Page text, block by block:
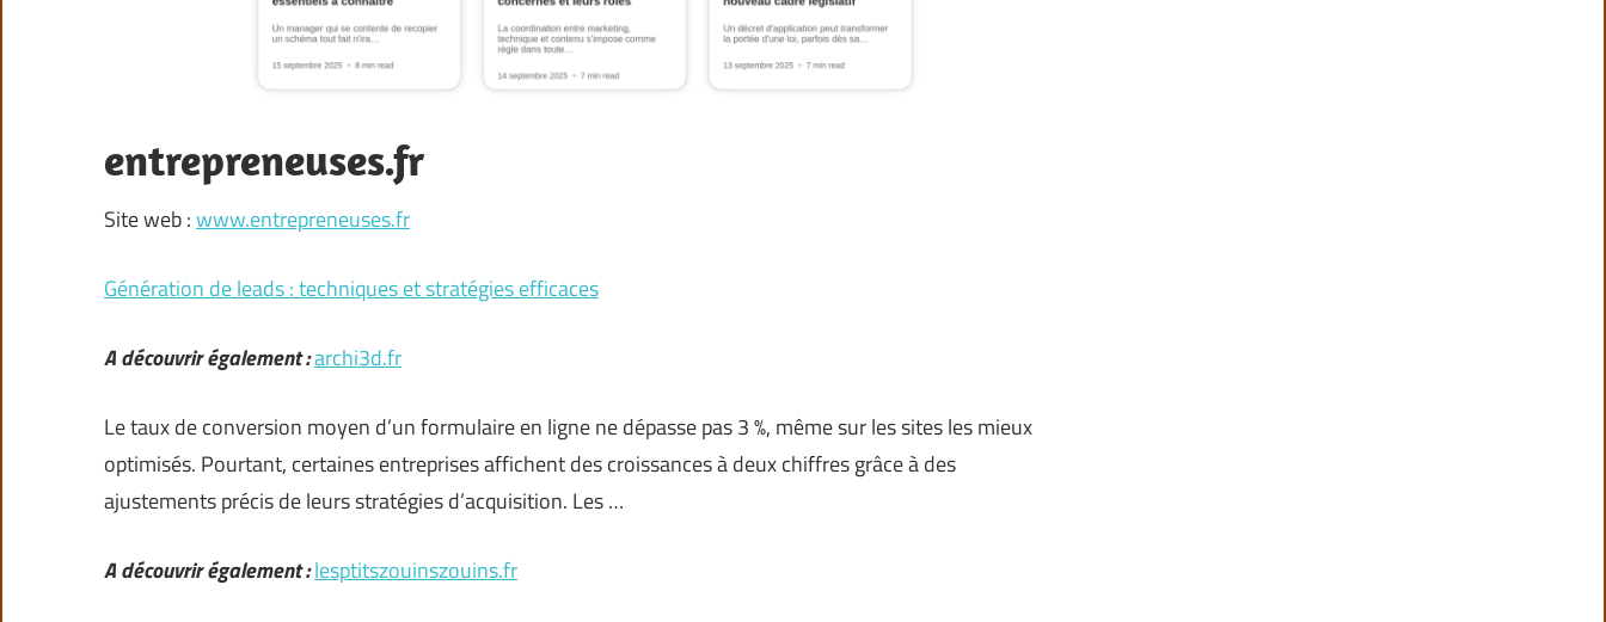
entrepreneuses.fr
Site web :www.entrepreneuses.fr
Génération de leads : techniques et stratégies efficaces
A découvrir également :archi3d.fr
Le taux de conversion moyen d’un formulaire en ligne ne dépasse pas 3 %, même sur les sites les mieux
optimisés. Pourtant, certaines entreprises affichent des croissances à deux chiffres grâce à des
ajustements précis de leurs stratégies d’acquisition. Les …
A découvrir également :lesptitszouinszouins.fr